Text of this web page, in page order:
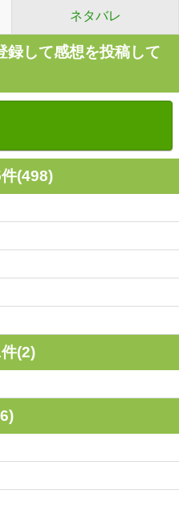
ネタバレ
録して感想を投稿して
(498)
(2)